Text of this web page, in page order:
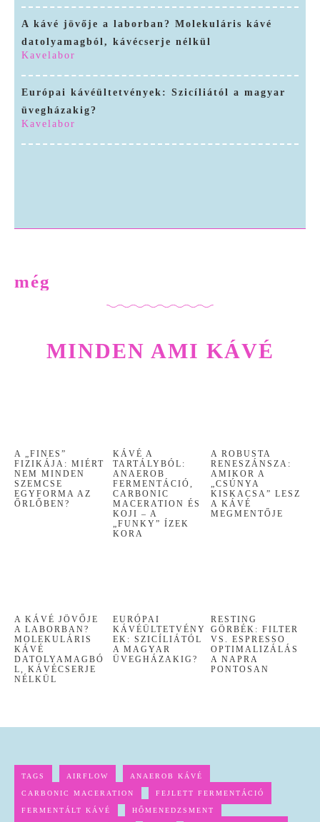
A kávé jövője a laborban? Molekuláris kávé
datolyamagból, kávécserje nélkül
Kavelabor
Európai kávéültetvények: Szicíliától a magyar
üvegházakig?
Kavelabor
még
MINDEN AMI KÁVÉ
A „FINES”
FIZIKÁJA: MIÉRT
NEM MINDEN
SZEMCSE
EGYFORMA AZ
ŐRLŐBEN?
KÁVÉ A
TARTÁLYBÓL:
ANAEROB
FERMENTÁCIÓ,
CARBONIC
MACERATION ÉS
KOJI – A
„FUNKY” ÍZEK
KORA
A ROBUSTA
RENESZÁNSZA:
AMIKOR A
„CSÚNYA
KISKACSA” LESZ
A KÁVÉ
MEGMENTŐJE
A KÁVÉ JÖVŐJE
A LABORBAN?
MOLEKULÁRIS
KÁVÉ
DATOLYAMAGBÓ
L, KÁVÉCSERJE
NÉLKÜL
EURÓPAI
KÁVÉÜLTETVÉNY
EK: SZICÍLIÁTÓL
A MAGYAR
ÜVEGHÁZAKIG?
RESTING
GÖRBÉK: FILTER
VS. ESPRESSO
OPTIMALIZÁLÁS
A NAPRA
PONTOSAN
TAGS AIRFLOW ANAEROB KÁVÉ
CARBONIC MACERATION FEJLETT FERMENTÁCIÓ
FERMENTÁLT KÁVÉ HŐMENEDZSMENT